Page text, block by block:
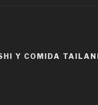
Y COMIDA